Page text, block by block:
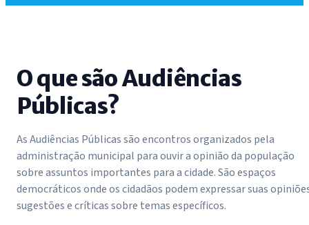
O que são Audiências
Públicas?
As Audiências Públicas são encontros organizados pela
administração municipal para ouvir a opinião da população
sobre assuntos importantes para a cidade. São espaços
democráticos onde os cidadãos podem expressar suas
sugestões e críticas sobre temas específicos.